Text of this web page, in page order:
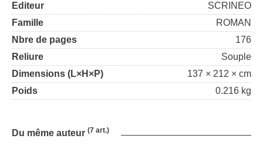
Editeur
SCRINEO
Famille
ROMAN
Nbre de pages
176
Reliure
Souple
Dimensions (L×H×P)
137 × 212 × cm
Poids
0.216 kg
Du même auteur (7 art.)